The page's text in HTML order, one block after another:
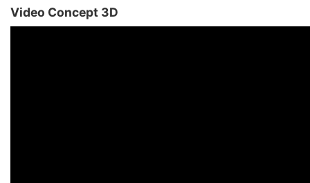
Video Concept 3D